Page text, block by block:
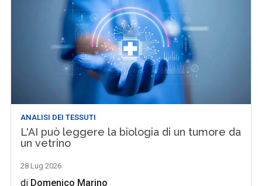
ANALISI DEI TESSUTI
L'AI può leggere la biologia di un tumore da
un vetrino
28 Lug 2026
di Domenico Marino